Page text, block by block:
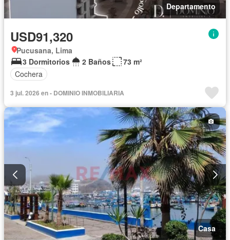
Departamento
USD91,320
Pucusana, Lima
3 Dormitorios
2 Baños
73 m²
Cochera
3 jul. 2026 en - DOMINIO INMOBILIARIA
Casa